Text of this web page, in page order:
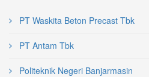
PT Waskita Beton Precast Tbk
PT Antam Tbk
Politeknik Negeri Banjarmasin